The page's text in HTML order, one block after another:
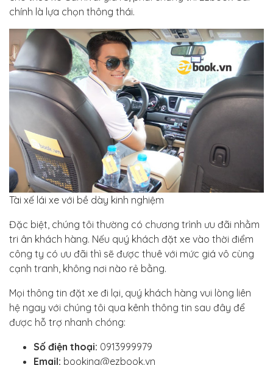
chính là lựa chọn thông thái.
Tài xế lái xe với bề dày kinh nghiệm
Đặc biệt, chúng tôi thường có chương trình ưu đãi nhằm
tri ân khách hàng. Nếu quý khách đặt xe vào thời điểm
công ty có ưu đãi thì sẽ được thuê với mức giá vô cùng
cạnh tranh, không nơi nào rẻ bằng.
Mọi thông tin đặt xe đi lại, quý khách hàng vui lòng liên
hệ ngay với chúng tôi qua kênh thông tin sau đây để
được hỗ trợ nhanh chóng:
Số điện thoại: 0913999979
Email: booking@ezbook.vn